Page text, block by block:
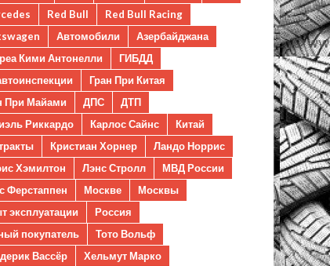
Red Bull
Red Bull Racing
Автомобили
Азербайджана
Кими Антонелли
ГИБДД
Гран При Китая
При Майами
ДПС
ДТП
Риккардо
Карлос Сайнс
Китай
Кристиан Хорнер
Ландо Норрис
Хэмилтон
Лэнс Стролл
МВД России
Ферстаппен
Москве
Москвы
эксплуатации
Россия
покупатель
Тото Вольф
Вассёр
Хельмут Марко